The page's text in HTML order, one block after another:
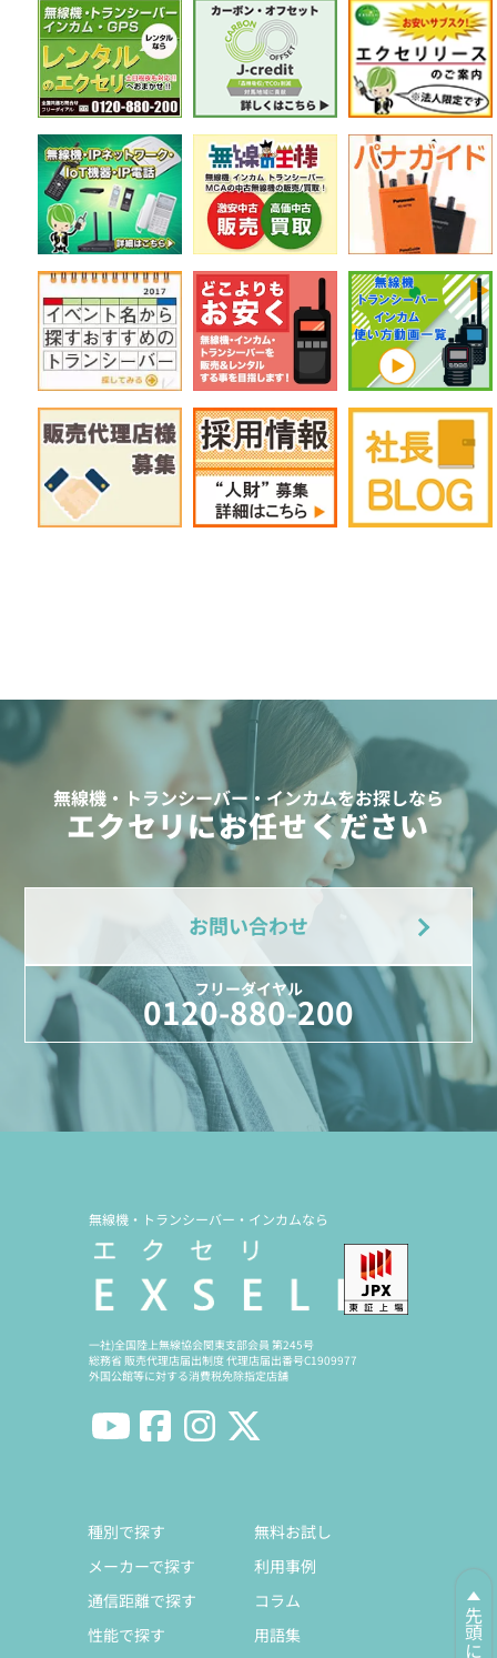
無線機・トランシーバー・インカムをお探しなら
エクセリにお任せください
お問い合わせ
フリーダイヤル
0120-880-200
無線機・トランシーバー・インカムなら
一社)全国陸上無線協会関東支部会員 第245号
総務省 販売代理店届出制度 代理店届出番号C1909977
外国公館等に対する消費税免除指定店舗
種別で探す
メーカーで探す
通信距離で探す
性能で探す
無料お試し
利用事例
コラム
用語集